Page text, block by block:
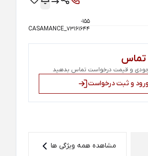
155-
CASAMANCE_73161644
تماس
و قیمت درخواست تماس بدهید
ورود و ثبت درخواست
مشاهده همه ویژگی ها